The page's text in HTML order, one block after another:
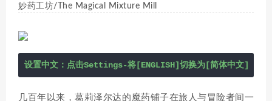
妙药工坊/The Magical Mixture Mill
设置中文：点击Settings-将[ENGLISH]切换为[简体中文]
几百年以来，葛莉泽尔达的魔药铺子在旅人与冒险者间一